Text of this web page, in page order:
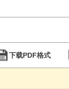
下载PDF格式